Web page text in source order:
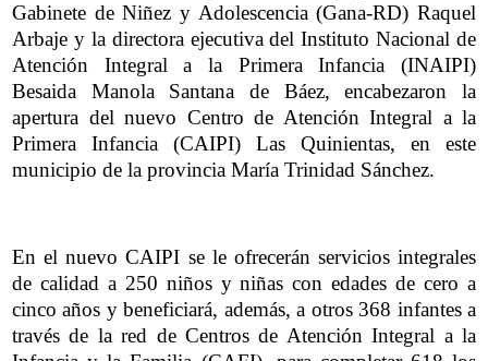
Gabinete de Niñez y Adolescencia (Gana-RD) Raquel
Arbaje y la directora ejecutiva del Instituto Nacional de
Atención Integral a la Primera Infancia (INAIPI)
Besaida Manola Santana de Báez, encabezaron la
apertura del nuevo Centro de Atención Integral a la
Primera Infancia (CAIPI) Las Quinientas, en este
municipio de la provincia María Trinidad Sánchez.
En el nuevo CAIPI se le ofrecerán servicios integrales
de calidad a 250 niños y niñas con edades de cero a
cinco años y beneficiará, además, a otros 368 infantes a
través de la red de Centros de Atención Integral a la